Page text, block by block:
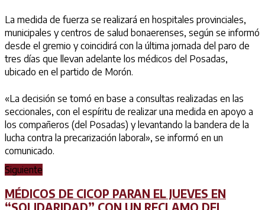
La medida de fuerza se realizará en hospitales provinciales,
municipales y centros de salud bonaerenses, según se informó
desde el gremio y coincidirá con la última jornada del paro de
tres días que llevan adelante los médicos del Posadas,
ubicado en el partido de Morón.
«La decisión se tomó en base a consultas realizadas en las
seccionales, con el espíritu de realizar una medida en apoyo a
los compañeros (del Posadas) y levantando la bandera de la
lucha contra la precarización laboral», se informó en un
comunicado.
Siguiente
MÉDICOS DE CICOP PARAN EL JUEVES EN
“SOLIDARIDAD” CON UN RECLAMO DEL